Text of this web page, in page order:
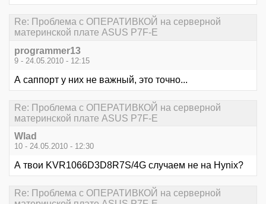
Re: Проблема с ОПЕРАТИВКОЙ на серверной
материнской плате ASUS P7F-E
programmer13
9 - 24.05.2010 - 12:15
А саппорт у них не важный, это точно...
Re: Проблема с ОПЕРАТИВКОЙ на серверной
материнской плате ASUS P7F-E
Wlad
10 - 24.05.2010 - 12:30
А твои KVR1066D3D8R7S/4G случаем не на Hynix?
Re: Проблема с ОПЕРАТИВКОЙ на серверной